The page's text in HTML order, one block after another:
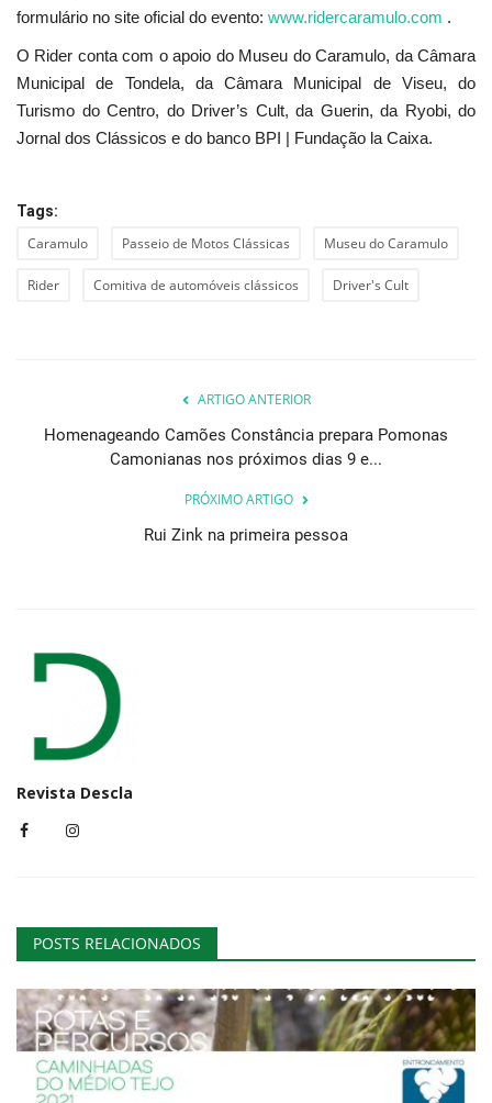
formulário no site oficial do evento: www.ridercaramulo.com .
O Rider conta com o apoio do Museu do Caramulo, da Câmara
Municipal de Tondela, da Câmara Municipal de Viseu, do
Turismo do Centro, do Driver’s Cult, da Guerin, da Ryobi, do
Jornal dos Clássicos e do banco BPI | Fundação la Caixa.
Tags:
Caramulo Passeio de Motos Clássicas Museu do Caramulo
Rider Comitiva de automóveis clássicos Driver's Cult
ARTIGO ANTERIOR
Homenageando Camões Constância prepara Pomonas
Camonianas nos próximos dias 9 e...
PRÓXIMO ARTIGO
Rui Zink na primeira pessoa
Revista Descla
POSTS RELACIONADOS